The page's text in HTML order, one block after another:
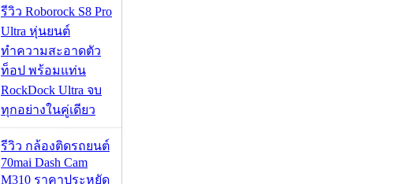
รีวิว Roborock S8 Pro
Ultra หุ่นยนต์
ทำความสะอาดตัว
ท็อป พร้อมแท่น
RockDock Ultra จบ
ทุกอย่างในคู่เดียว
รีวิว กล้องติดรถยนต์
70mai Dash Cam
M310 ราคาประหยัด